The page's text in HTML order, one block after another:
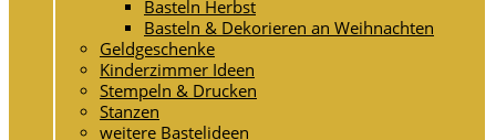
Basteln Herbst
Basteln & Dekorieren an Weihnachten
Geldgeschenke
Kinderzimmer Ideen
Stempeln & Drucken
Stanzen
weitere Bastelideen